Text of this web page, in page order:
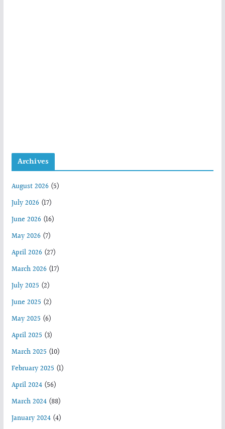
Archives
August 2026(5)
July 2026(17)
June 2026(16)
May 2026(7)
April 2026(27)
March 2026(17)
July 2025 (2)
June 2025 (2)
May 2025 (6)
April 2025 (3)
March 2025 (10)
February 2025 (1)
April 2024(56)
March 2024(88)
January 2024(4)